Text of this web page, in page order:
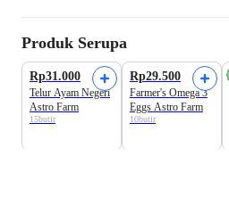
Produk Serupa
Rp31.000
Telur Ayam Negeri
Astro Farm
15butir
Rp29.500
Farmer's Omega 3
Eggs Astro Farm
10butir